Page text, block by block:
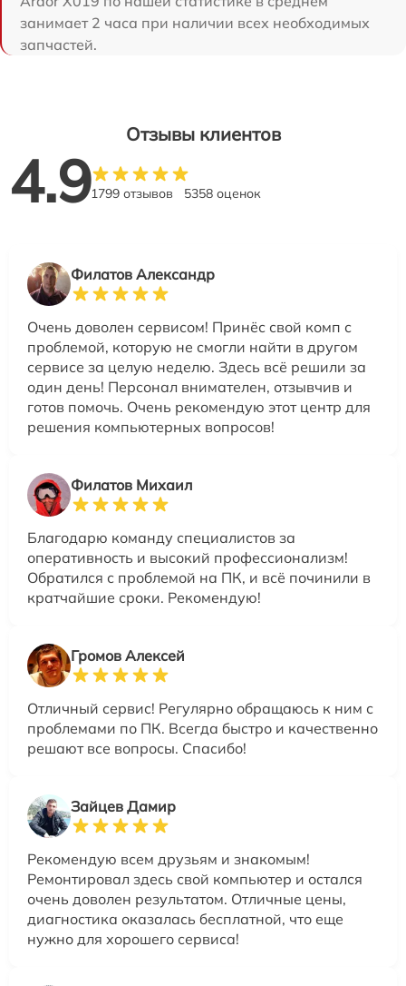
занимает 2 часа при наличии всех необходимых
запчастей.
Отзывы клиентов
4.91799 отзывов 5358 оценок
Филатов Александр
Очень доволен сервисом! Принёс свой комп с
проблемой, которую не смогли найти в другом
сервисе за целую неделю. Здесь всё решили за
один день! Персонал внимателен, отзывчив и
готов помочь. Очень рекомендую этот центр для
решения компьютерных вопросов!
Филатов Михаил
Благодарю команду специалистов за
оперативность и высокий профессионализм!
Обратился с проблемой на ПК, и всё починили в
кратчайшие сроки. Рекомендую!
Громов Алексей
Отличный сервис! Регулярно обращаюсь к ним с
проблемами по ПК. Всегда быстро и качественно
решают все вопросы. Спасибо!
Зайцев Дамир
Рекомендую всем друзьям и знакомым!
Ремонтировал здесь свой компьютер и остался
очень доволен результатом. Отличные цены,
диагностика оказалась бесплатной, что еще
нужно для хорошего сервиса!